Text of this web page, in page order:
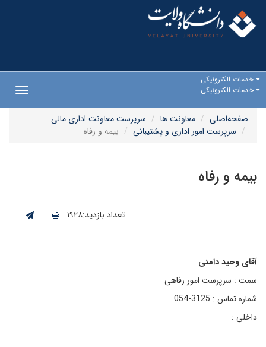
خدمات الکترونیکی
خدمات الکترونیکی
صفحه‌اصلی
معاونت ها
سرپرست معاونت اداری مالی
سرپرست امور اداری و پشتیبانی
بیمه و رفاه
بیمه و رفاه
تعداد بازدید:۱۹۲۸
آقای وحید دامنی
سمت : سرپرست امور رفاهی
شماره تماس : 3125-054
داخلی :